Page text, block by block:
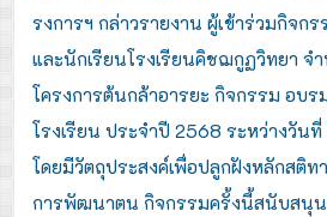
รงการฯ กล่าวรายงาน ผู้เข้าร่วมกิจก
และนักเรียนโรงเรียนคิชฌกูฏวิทยา จ
โครงการต้นกล้าอารยะ กิจกรรม อบ
โรงเรียน ประจำปี 2568 ระหว่างวันที่
โดยมีวัตถุประสงค์เพื่อปลูกฝังหลักสติ
การพัฒนาตน กิจกรรมครั้งนี้สนับสนุน